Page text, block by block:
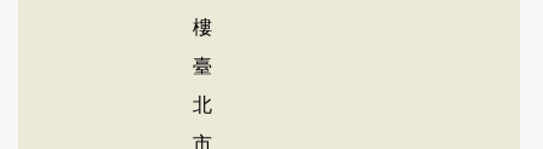
樓
臺
北
市